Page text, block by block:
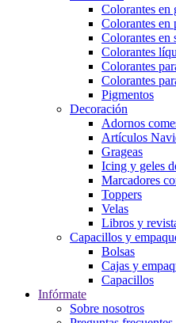
Colorantes en
Colorantes en
Colorantes en
Colorantes
Colorantes
Colorantes
Pigmentos
Decoración
Adornos
Artículos
Grageas
Icing y geles
Marcadores
Toppers
Velas
Libros y
Capacillos y
Bolsas
Cajas y
Capacillos
Infórmate
Sobre nosotros